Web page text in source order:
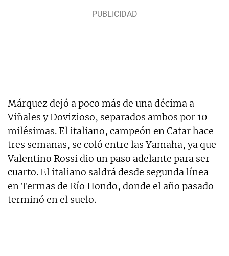
Márquez dejó a poco más de una décima a
Viñales y Dovizioso, separados ambos por 10
milésimas. El italiano, campeón en Catar hace
tres semanas, se coló entre las Yamaha, ya que
Valentino Rossi dio un paso adelante para ser
cuarto. El italiano saldrá desde segunda línea
en Termas de Río Hondo, donde el año pasado
terminó en el suelo.